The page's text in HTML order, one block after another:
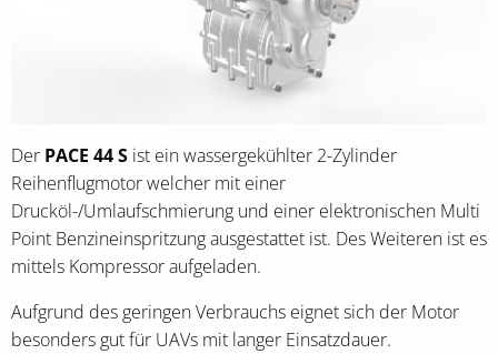
Der PACE 44 S ist ein wassergekühlter 2-Zylinder
Reihenflugmotor welcher mit einer
Drucköl-/Umlaufschmierung und einer elektronischen Multi
Point Benzineinspritzung ausgestattet ist. Des Weiteren ist es
mittels Kompressor aufgeladen.
Aufgrund des geringen Verbrauchs eignet sich der Motor
besonders gut für UAVs mit langer Einsatzdauer.